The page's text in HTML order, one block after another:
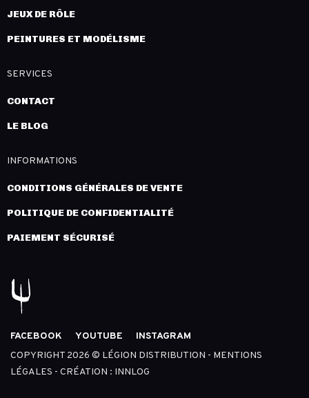
JEUX DE RÔLE
PEINTURES ET MODÉLISME
SERVICES
CONTACT
LE BLOG
INFORMATIONS
CONDITIONS GÉNÉRALES DE VENTE
POLITIQUE DE CONFIDENTIALITÉ
PAIEMENT SÉCURISÉ
FACEBOOK YOUTUBE
INSTAGRAM
COPYRIGHT 2026 © LÉGION DISTRIBUTION - MENTIONS
LÉGALES - CRÉATION : INNLOG